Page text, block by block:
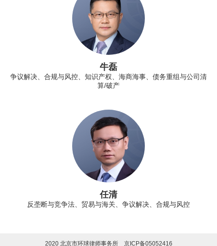
牛磊
争议解决、合规与风控、知识产权、海商海事、债务重组与公司清
算/破产
任清
反垄断与竞争法、贸易与海关、争议解决、合规与风控
2020 北京市环球律师事务所 京ICP备05052416